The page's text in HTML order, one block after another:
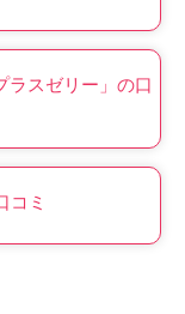
ラスゼリー」の口
コミ